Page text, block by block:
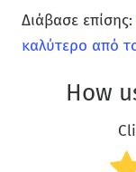
Διάβασε επίσης:
καλύτερο από
How